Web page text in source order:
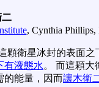
二
, Cynthia Phillips,
顆衛星冰封的表面
有液態水。 而這顆大
的能量，因而讓木衛